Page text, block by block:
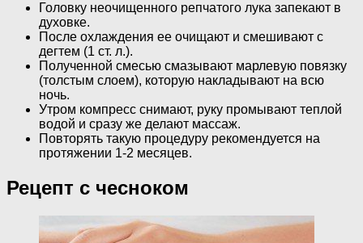
Головку неочищенного репчатого лука запекают в
духовке.
После охлаждения ее очищают и смешивают с
дегтем (1 ст. л.).
Полученной смесью смазывают марлевую повязку
(толстым слоем), которую накладывают на всю
ночь.
Утром компресс снимают, руку промывают теплой
водой и сразу же делают массаж.
Повторять такую процедуру рекомендуется на
протяжении 1-2 месяцев.
Рецепт с чесноком